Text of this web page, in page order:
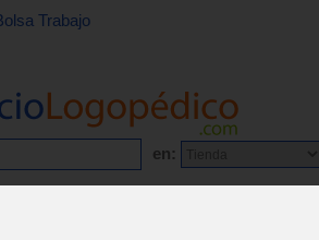
Trabajo
en: